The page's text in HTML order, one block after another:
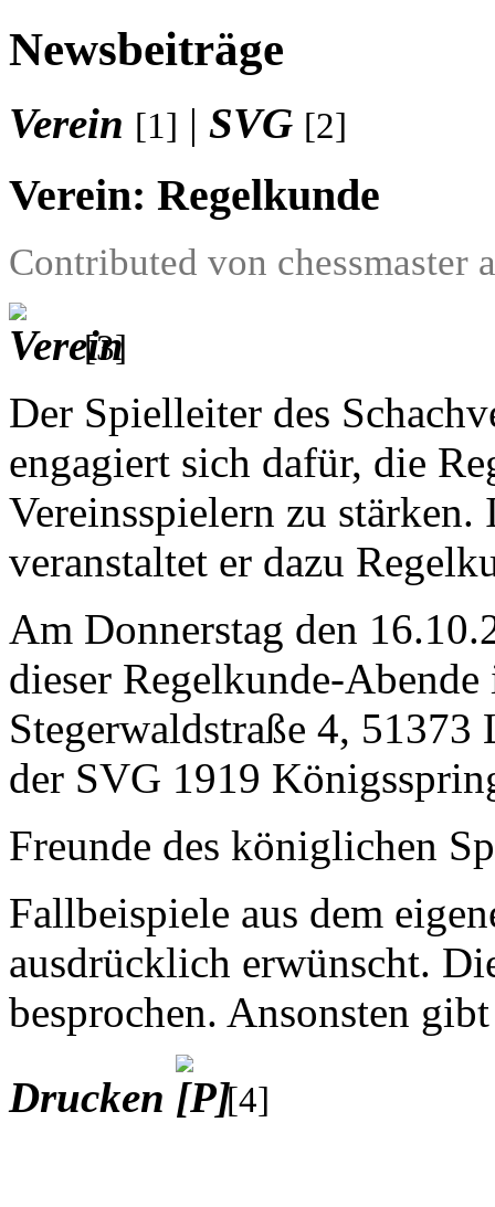
Newsbeiträge
Verein [1] | SVG [2]
Verein: Regelkunde
Contributed von chessmaster
[3]
Der Spielleiter des
engagiert sich dafür, die
Vereinsspielern zu
veranstaltet er dazu
Am Donnerstag den
dieser Regelkunde-
Stegerwaldstraße 4, 51373
der SVG 1919
Freunde des königlichen
Fallbeispiele aus dem
ausdrücklich erwünscht.
besprochen. Ansonsten
Drucken
[4]